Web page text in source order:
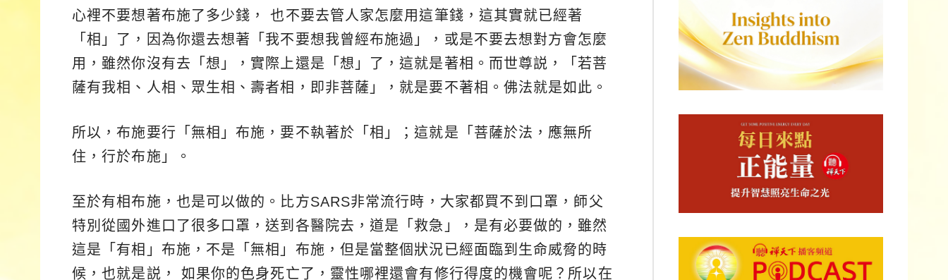
心裡不要想著布施了多少錢， 也不要去管人家怎麼用這筆錢，這其實就已經著
「相」了，因為你還去想著「我不要想我曾經布施過」，或是不要去想對方會怎麼
用，雖然你沒有去「想」，實際上還是「想」了，這就是著相。而世尊説，「若菩
薩有我相、人相、眾生相、壽者相，即非菩薩」，就是要不著相。佛法就是如此。
所以，布施要行「無相」布施，要不執著於「相」；這就是「菩薩於法，應無所
住，行於布施」。
至於有相布施，也是可以做的。比方SARS非常流行時，大家都買不到口罩，師父
特別從國外進口了很多口罩，送到各醫院去，道是「救急」，是有必要做的，雖然
這是「有相」布施，不是「無相」布施，但是當整個狀況已經面臨到生命威脅的時
候，也就是説， 如果你的色身死亡了，靈性哪裡還會有修行得度的機會呢？所以在